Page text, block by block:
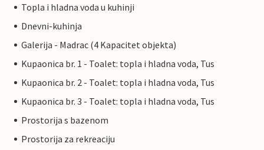
Topla i hladna voda u kuhinji
Dnevni-kuhinja
Galerija - Madrac (4 Kapacitet objekta)
Kupaonica br. 1 - Toalet: topla i hladna voda, Tus
Kupaonica br. 2 - Toalet: topla i hladna voda, Tus
Kupaonica br. 3 - Toalet: topla i hladna voda, Tus
Prostorija s bazenom
Prostorija za rekreaciju